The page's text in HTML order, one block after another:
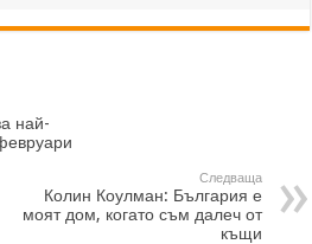
най-
Следваща
Колин Коулман: България е
моят дом, когато съм далеч от
къщи